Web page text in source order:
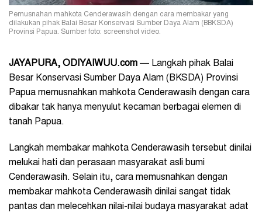
Pemusnahan mahkota Cenderawasih dengan cara membakar yang
dilakukan pihak Balai Besar Konservasi Sumber Daya Alam (BBKSDA)
Provinsi Papua. Sumber foto: screenshot video.
JAYAPURA, ODIYAIWUU.com — Langkah pihak Balai
Besar Konservasi Sumber Daya Alam (BKSDA) Provinsi
Papua memusnahkan mahkota Cenderawasih dengan cara
dibakar tak hanya menyulut kecaman berbagai elemen di
tanah Papua.
Langkah membakar mahkota Cenderawasih tersebut dinilai
melukai hati dan perasaan masyarakat asli bumi
Cenderawasih. Selain itu, cara memusnahkan dengan
membakar mahkota Cenderawasih dinilai sangat tidak
pantas dan melecehkan nilai-nilai budaya masyarakat adat